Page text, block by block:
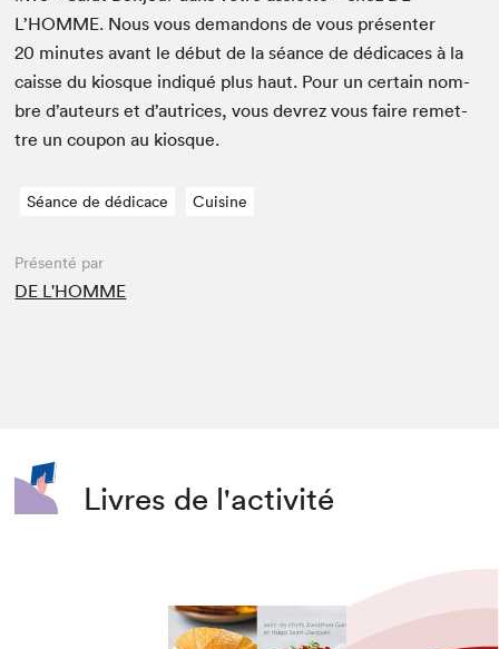
L’HOMME. Nous vous deman­dons de vous présen­ter
20 min­utes avant le début de la séance de dédi­caces à la
caisse du kiosque indiqué plus haut. Pour un cer­tain nom­
bre d’auteurs et d’autrices, vous devrez vous faire remet­
tre un coupon au kiosque.
Séance de dédicace Cuisine
Présenté par
DE L'HOMME
Livres de l'activité